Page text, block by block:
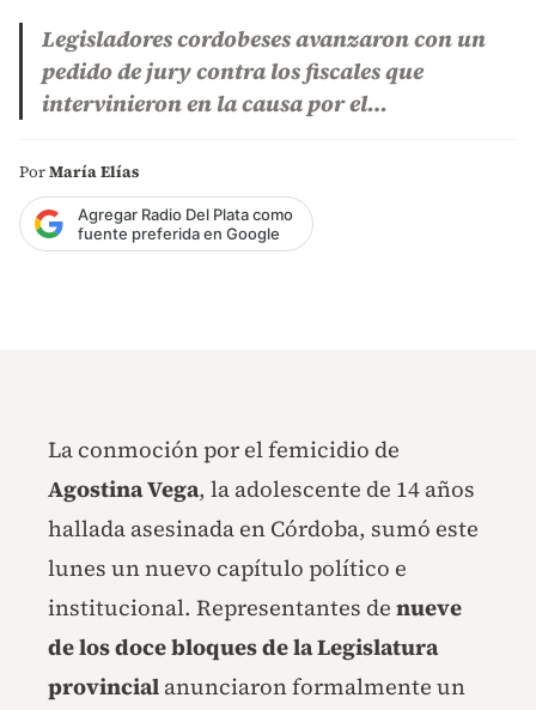
Legisladores cordobeses avanzaron con un
pedido de jury contra los fiscales que
intervinieron en la causa por el…
PorMaría Elías
Agregar Radio Del Plata como
fuente preferida en Google
La conmoción por el femicidio de
Agostina Vega, la adolescente de 14 años
hallada asesinada en Córdoba, sumó este
lunes un nuevo capítulo político e
institucional. Representantes de nueve
de los doce bloques de la Legislatura
provincial anunciaron formalmente un